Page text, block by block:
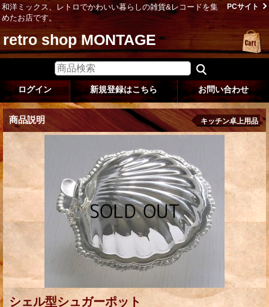
和洋ミックス、レトロでかわいい暮らしの雑貨&レコードを集
めたお店です。
PCサイト
retro shop MONTAGE
ログイン 新規登録はこちら お問い合わせ
商品説明 キッチン卓上用品
シェル型シュガーポット